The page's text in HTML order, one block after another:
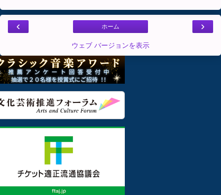
‹ ›
ホーム
ウェブ バージョンを表示